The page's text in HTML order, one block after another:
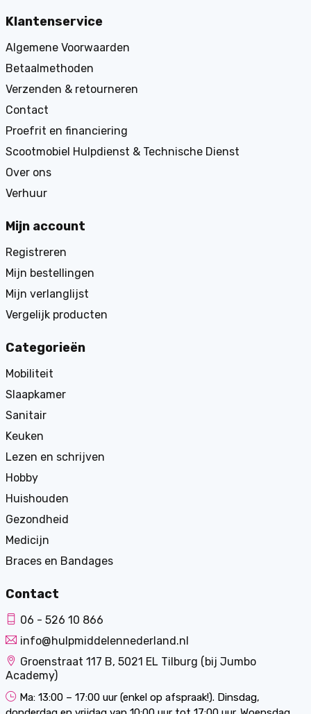
Klantenservice
Algemene Voorwaarden
Betaalmethoden
Verzenden & retourneren
Contact
Proefrit en financiering
Scootmobiel Hulpdienst & Technische Dienst
Over ons
Verhuur
Mijn account
Registreren
Mijn bestellingen
Mijn verlanglijst
Vergelijk producten
Categorieën
Mobiliteit
Slaapkamer
Sanitair
Keuken
Lezen en schrijven
Hobby
Huishouden
Gezondheid
Medicijn
Braces en Bandages
Contact
06 - 526 10 866
info@hulpmiddelennederland.nl
Groenstraat 117 B, 5021 EL Tilburg (bij Jumbo
Academy)
Ma: 13:00 – 17:00 uur (enkel op afspraak!). Dinsdag,